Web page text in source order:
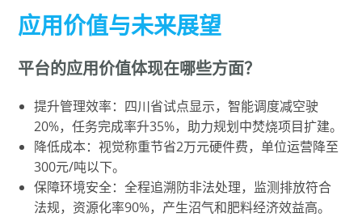
应用价值与未来展望
平台的应用价值体现在哪些方面？
提升管理效率：四川省试点显示，智能调度减空驶
20%，任务完成率升35%，助力规划中焚烧项目扩建。
降低成本：视觉称重节省2万元硬件费，单位运营降至
300元/吨以下。
保障环境安全：全程追溯防非法处理，监测排放符合
法规，资源化率90%，产生沼气和肥料经济效益高。